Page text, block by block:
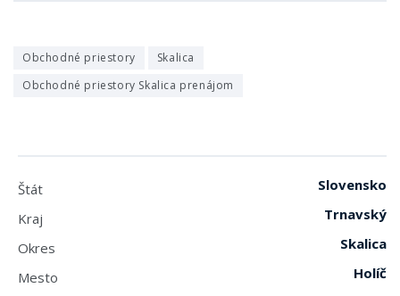
Obchodné priestory
Skalica
Obchodné priestory Skalica prenájom
Štát
Slovensko
Kraj
Trnavský
Okres
Skalica
Mesto
Holíč